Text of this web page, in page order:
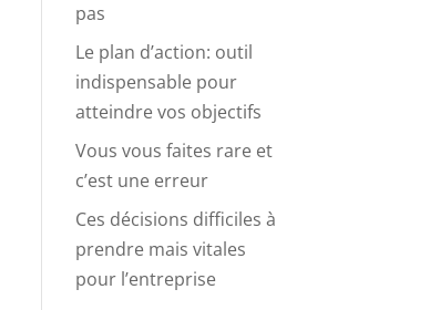
pas
Le plan d’action: outil
indispensable pour
atteindre vos objectifs
Vous vous faites rare et
c’est une erreur
Ces décisions difficiles à
prendre mais vitales
pour l’entreprise